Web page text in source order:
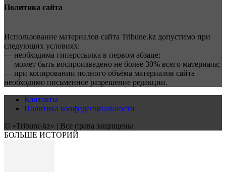
Политика сайта
Использование материалов сайта Tribune.kz допустимо при
следующих условиях:
— необходима гиперссылка в первом абзаце;
— может быть воспроизведено не более 30% всего материала;
— при копировании полного объёма материалов сайта
необходимо письменное разрешение редакции.
Контакты
Политика конфиденциальности
© «Tribune.kz» | Все права защищены
БОЛЬШЕ ИСТОРИЙ